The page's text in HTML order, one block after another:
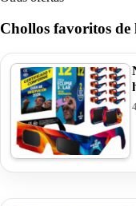
Chollos favoritos de